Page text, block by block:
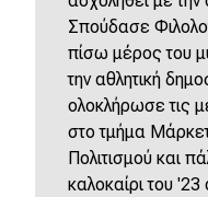
Σπούδασε
πίσω μέρος του
την αθλητική
ολοκλήρωσε τις
στο τμήμα
Πολιτισμού και
καλοκαίρι του